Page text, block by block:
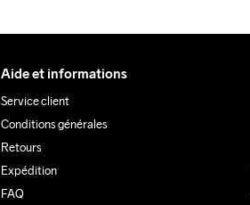
Aide et informations
Service client
Conditions générales
Retours
Expédition
FAQ